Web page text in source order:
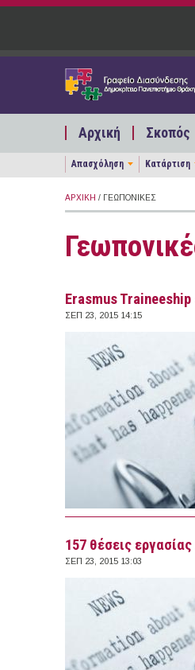
Παράκαμψη προς το κυρίως
Αρχική Σκοπός
Απασχόληση Κατάρτιση
ΑΡΧΙΚΉ / ΓΕΩΠΟΝΙΚΈΣ
Erasmus
ΣΕΠ 23, 2015 14:15
157 θέσεις
ΣΕΠ 23, 2015 13:03